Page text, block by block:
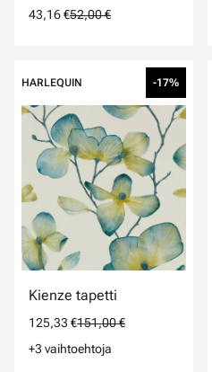
43,16 €52,00 €
HARLEQUIN -17%
Kienze tapetti
125,33 €151,00 €
+3 vaihtoehtoja